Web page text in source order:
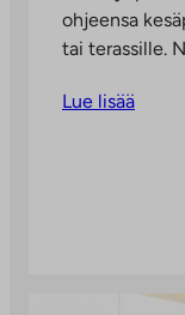
ohjeensa
tai terassille.
Lue lisää